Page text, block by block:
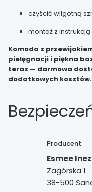
czyścić wilgotną
montaż z
Komoda z
pielęgnacji i piękna
teraz — darmowa
dodatkowych kosztów.
Producent
Esmee
Zagórska 1
38-500